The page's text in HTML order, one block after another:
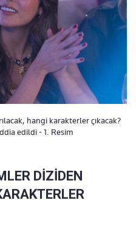
hangi karakterler çıkacak?
edildi - 1. Resim
DİZİDEN